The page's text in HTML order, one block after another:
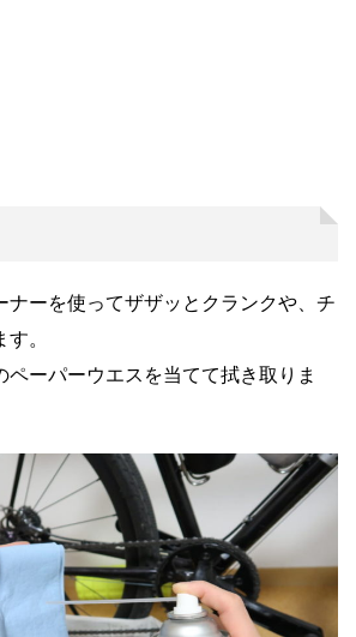
ナーを使ってザザッとクランクや、チ
。
ペーパーウエスを当てて拭き取りま